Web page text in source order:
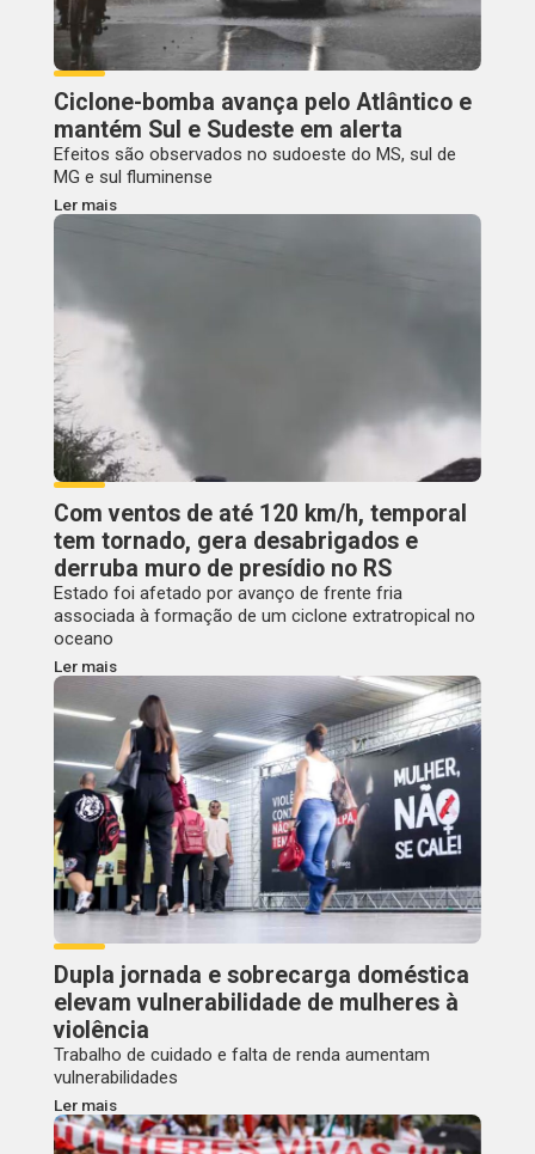
Ciclone-bomba avança pelo Atlântico e
mantém Sul e Sudeste em alerta
Efeitos são observados no sudoeste do MS, sul de
MG e sul fluminense
Ler mais
Com ventos de até 120 km/h, temporal
tem tornado, gera desabrigados e
derruba muro de presídio no RS
Estado foi afetado por avanço de frente fria
associada à formação de um ciclone extratropical no
oceano
Ler mais
Dupla jornada e sobrecarga doméstica
elevam vulnerabilidade de mulheres à
violência
Trabalho de cuidado e falta de renda aumentam
vulnerabilidades
Ler mais